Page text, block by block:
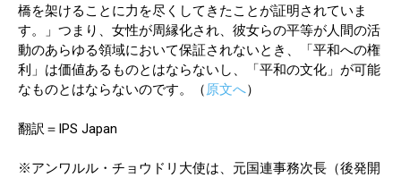
橋を架けることに力を尽くしてきたことが証明されていま
す。」つまり、女性が周縁化され、彼女らの平等が人間の活
動のあらゆる領域において保証されないとき、「平和への権
利」は価値あるものとはならないし、「平和の文化」が可能
なものとはならないのです。（原文へ）
翻訳＝IPS Japan
※アンワルル・チョウドリ大使は、元国連事務次長（後発開